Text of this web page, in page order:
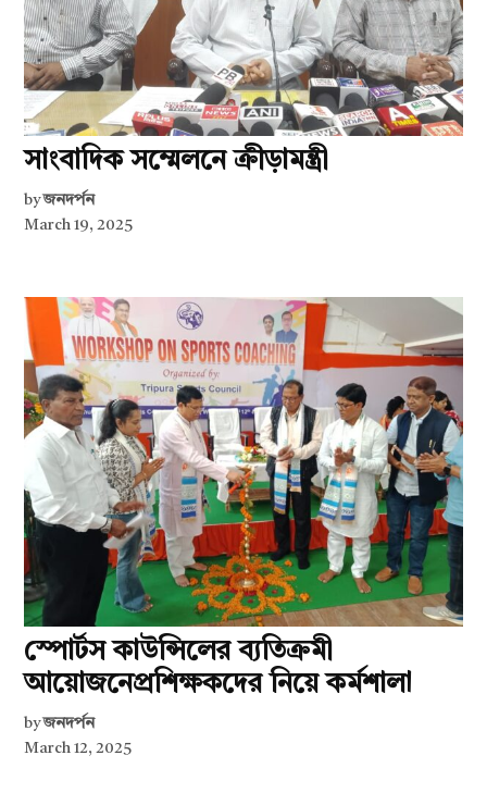
সাংবাদিক সম্মেলনে ক্রীড়ামন্ত্রী
by জনদর্পন
March 19, 2025
স্পোর্টস কাউন্সিলের ব্যতিক্রমী
আয়োজনেপ্রশিক্ষকদের নিয়ে কর্মশালা
by জনদর্পন
March 12, 2025